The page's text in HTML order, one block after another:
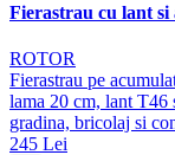
Fierastrau cu lant
ROTOR
Fierastrau pe
lama 20 cm, lant
gradina, bricolaj si
245 Lei